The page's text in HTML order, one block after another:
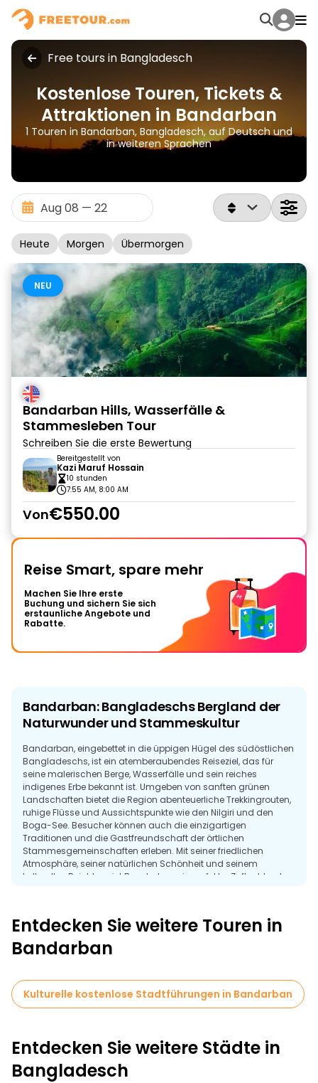
Free tours in Bangladesch
Kostenlose Touren, Tickets &
Attraktionen in Bandarban
1 Touren in Bandarban, Bangladesch, auf Deutsch und
in weiteren Sprachen
Heute Morgen Übermorgen
NEU
Bandarban Hills, Wasserfälle &
Stammesleben Tour
Schreiben Sie die erste Bewertung
Bereitgestellt von
Kazi Maruf Hossain
10 stunden
7:55 AM, 8:00 AM
Von€550.00
Reise Smart, spare mehr
Machen Sie Ihre erste
Buchung und sichern Sie sich
erstaunliche Angebote und
Rabatte.
Bandarban: Bangladeschs Bergland der
Naturwunder und Stammeskultur
Bandarban, eingebettet in die üppigen Hügel des südöstlichen
Bangladeschs, ist ein atemberaubendes Reiseziel, das für
seine malerischen Berge, Wasserfälle und sein reiches
indigenes Erbe bekannt ist. Umgeben von sanften grünen
Landschaften bietet die Region abenteuerliche Trekkingrouten,
ruhige Flüsse und Aussichtspunkte wie den Nilgiri und den
Boga-See. Besucher können auch die einzigartigen
Traditionen und die Gastfreundschaft der örtlichen
Stammesgemeinschaften erleben. Mit seiner friedlichen
Atmosphäre, seiner natürlichen Schönheit und seinem
kulturellen Reichtum ist Bandarban ein perfekter Zufluchtsort
Entdecken Sie weitere Touren in
Bandarban
Kulturelle kostenlose Stadtführungen in Bandarban
Entdecken Sie weitere Städte in
Bangladesch